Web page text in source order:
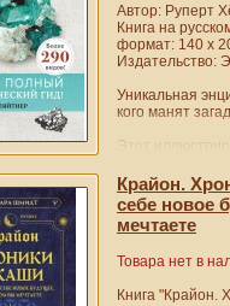
Автор: Руперт
Книга на
формат: 140 х
Издательство:
Уникальная
кого манят
Этот
информацию о
пород,
камни в ней
выяснить
Крайон.
себе новое
мечтаете
Товара нет в
Книга "Крайон.